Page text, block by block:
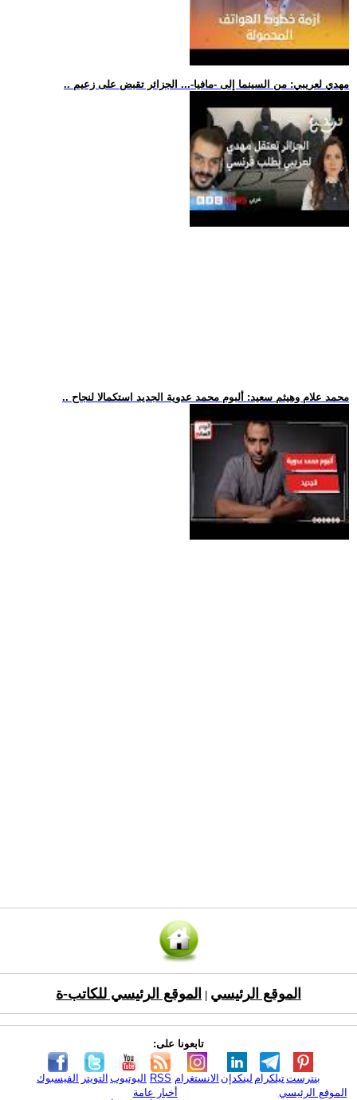
.. مهدي لعريبي: من السينما إلى -مافيا-... الجزائر تقبض على زعيم
.. محمد علام وهيثم سعيد: ألبوم محمد عدوية الجديد استكمالا لنجاح
الموقع الرئيسي الموقع الرئيسي للكاتب-ة
تابعونا على:
الفيسبوك التويتر اليوتيوب RSS الانستغرام لينكدإن تيلكرامبنترست
الموقع الرئيسي
أخبار عامة